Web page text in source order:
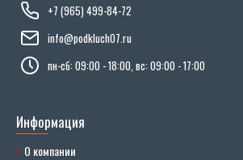
+7 (965) 499-84-72
info@podkluch07.ru
пн-сб: 09:00 - 18:00, вс: 09:00 - 17:00
Информация
О компании